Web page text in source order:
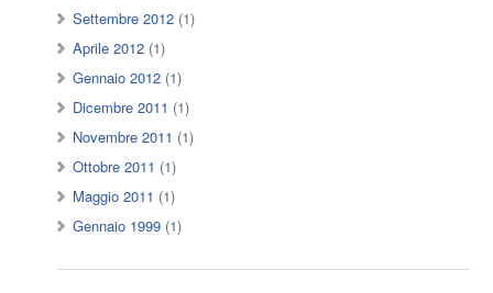
Settembre 2012 (1)
Aprile 2012 (1)
Gennaio 2012 (1)
Dicembre 2011 (1)
Novembre 2011 (1)
Ottobre 2011 (1)
Maggio 2011 (1)
Gennaio 1999 (1)